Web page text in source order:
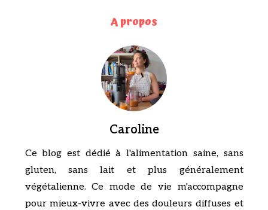
A propos
Caroline
Ce blog est dédié à l'alimentation saine, sans
gluten, sans lait et plus généralement
végétalienne. Ce mode de vie m'accompagne
pour mieux-vivre avec des douleurs diffuses et